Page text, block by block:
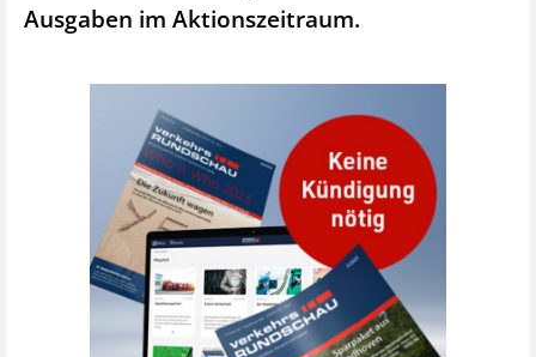
Ausgaben im Aktionszeitraum.